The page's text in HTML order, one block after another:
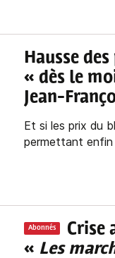
Hausse
« dès le
Jean-
Et si les prix du
permettant enfin
Abonnés
Crise
« Les